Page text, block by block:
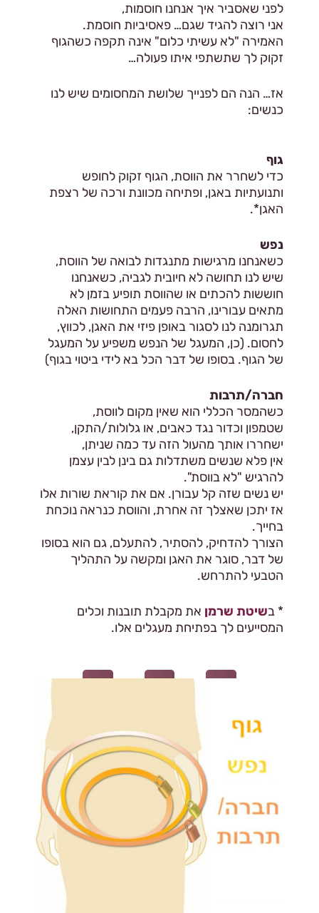
לפני שאסביר איך אנחנו חוסמות,
אני רוצה להגיד שגם… פאסיביות חוסמת.
האמירה "לא עשיתי כלום" אינה תקפה כשהגוף
זקוק לך שתשתפי איתו פעולה…
אז… הנה הם לפנייך שלושת המחסומים שיש לנו
כנשים:
גוף
כדי לשחרר את הווסת, הגוף זקוק לחופש
ותנועתיות באגן, ופתיחה מכוונת ורכה של רצפת
האגן*.
נפש
כשאנחנו מרגישות מתנגדות לבואה של הווסת,
שיש לנו תחושה לא חיובית לגביה, כשאנחנו
חוששות להכתים או שהווסת תופיע בזמן לא
מתאים עבורינו, הרבה פעמים התחושות האלה
תגרומנה לנו לסגור באופן פיזי את האגן, לכווץ,
לחסום. (כן, המעגל של הנפש משפיע על המעגל
של הגוף. בסופו של דבר הכל בא לידי ביטוי בגוף)
חברה/תרבות
כשהמסר הכללי הוא שאין מקום לווסת,
שטמפון וכדור נגד כאבים, או גלולות/התקן,
ישחררו אותך מהעול הזה עד כמה שניתן,
אין פלא שנשים משתדלות גם בינן לבין עצמן
להרגיש "לא בווסת".
יש נשים שזה קל עבורן. אם את קוראת שורות אלו
אז יתכן שאצלך זה אחרת, והווסת כנראה נוכחת
בחייך.
הצורך להדחיק, להסתיר, להתעלם, גם הוא בסופו
של דבר, סוגר את האגן ומקשה על התהליך
הטבעי להתרחש.
* בשיטת שרמן את מקבלת תובנות וכלים
המסייעים לך בפתיחת מעגלים אלו.